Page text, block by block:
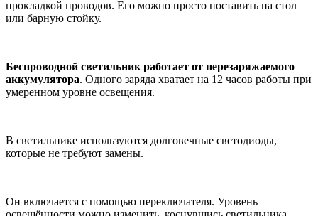
прокладкой проводов. Его можно просто поставить на стол
или барную стойку.
Беспроводной светильник работает от перезаряжаемого
аккумулятора. Одного заряда хватает на 12 часов работы при
умеренном уровне освещения.
В светильнике используются долговечные светодиоды,
которые не требуют замены.
Он включается с помощью переключателя. Уровень